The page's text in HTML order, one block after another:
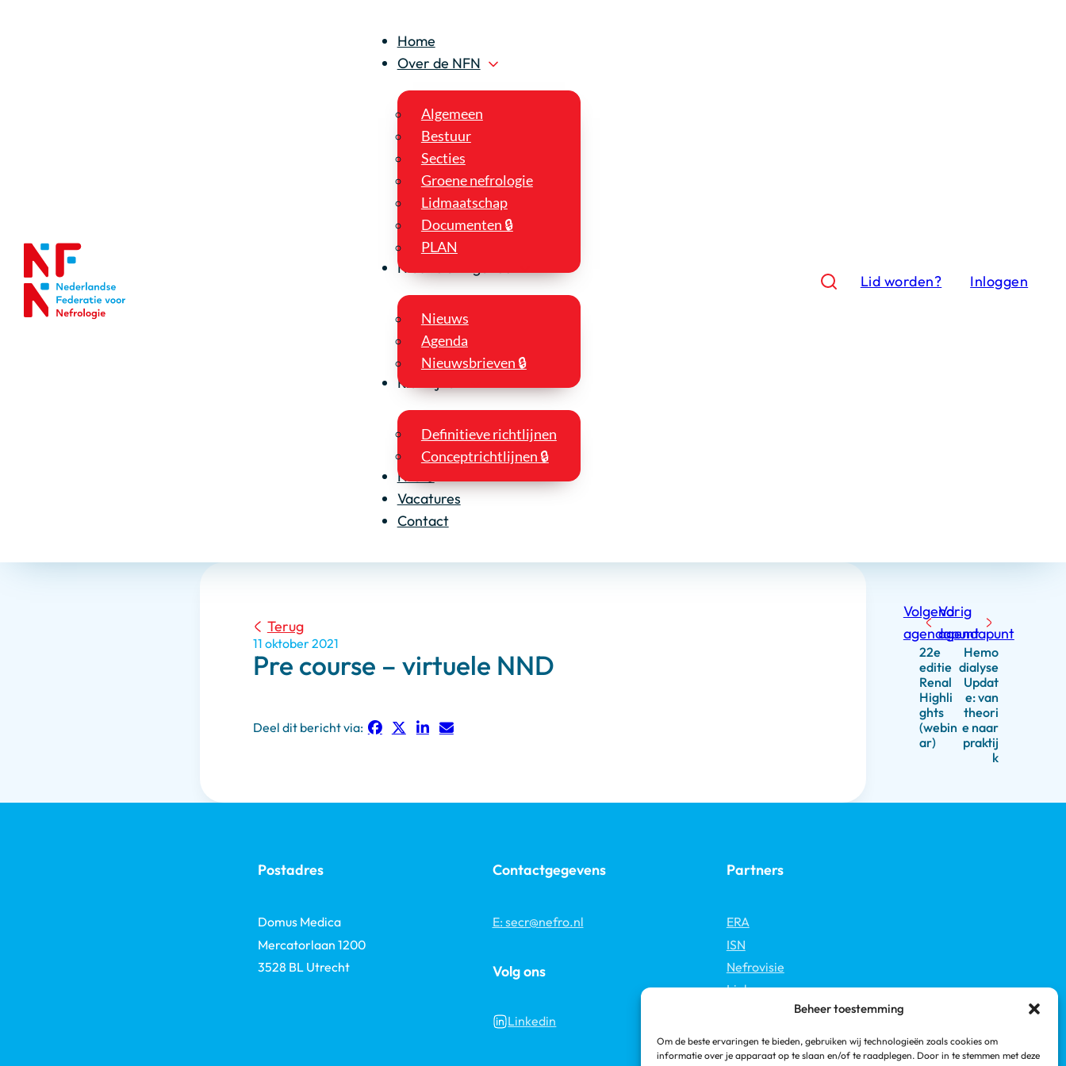
Beheer toestemming
Om de beste ervaringen te bieden, gebruiken wij technologieën zoals cookies om
informatie over je apparaat op te slaan en/of te raadplegen. Door in te stemmen met deze
Home
Over de NFN
Algemeen
Bestuur
Secties
Groene nefrologie
Lidmaatschap
Documenten 🔒
PLAN
Nieuws en Agenda
Nieuws
Agenda
Nieuwsbrieven 🔒
Richtlijnen
Definitieve richtlijnen
Conceptrichtlijnen 🔒
NIO 🔒
Vacatures
Contact
Lid worden? Inloggen
Terug
11 oktober 2021
Pre course – virtuele NND
Deel dit bericht via:
Vorig
agendapunt
22e
editie
Renal
Highli
ghts
(webin
ar)
Volgend
agendapunt
Hemo
dialyse
Updat
e: van
theori
e naar
praktij
k
Postadres
Domus Medica
Mercatorlaan 1200
3528 BL Utrecht
Contactgegevens
E: secr@nefro.nl
Volg ons
Linkedin
Partners
ERA
ISN
Nefrovisie
Links
Nieren.nl
Nierstichting